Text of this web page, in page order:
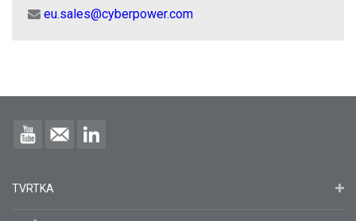
eu.sales@cyberpower.com
TVRTKA